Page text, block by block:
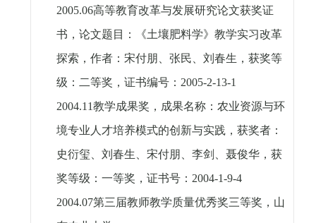
2005.06高等教育改革与发展研究论文获奖证
书，论文题目：《土壤肥料学》教学实习改革
探索，作者：宋付朋、张民、刘春生，获奖等
级：二等奖，证书编号： 2005-2-13-1
2004.11教学成果奖，成果名称：农业资源与环
境专业人才培养模式的创新与实践，获奖者：
史衍玺、刘春生、宋付朋、李剑、聂俊华，获
奖等级：一等奖，证书号： 2004-1-9-4
2004.07第三届教师教学质量优秀奖三等奖，山